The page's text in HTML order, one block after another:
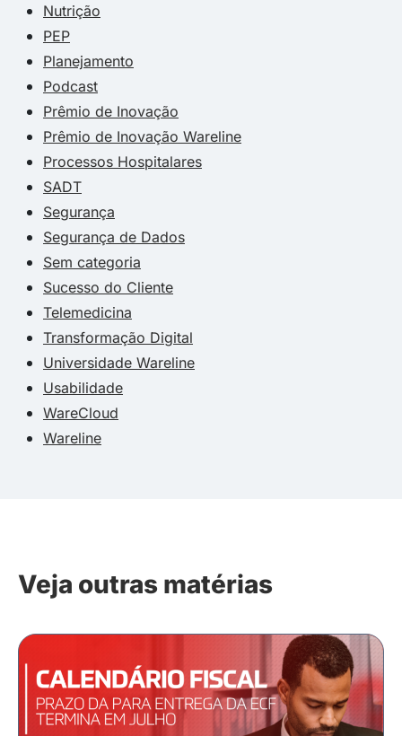
Nutrição
PEP
Planejamento
Podcast
Prêmio de Inovação
Prêmio de Inovação Wareline
Processos Hospitalares
SADT
Segurança
Segurança de Dados
Sem categoria
Sucesso do Cliente
Telemedicina
Transformação Digital
Universidade Wareline
Usabilidade
WareCloud
Wareline
Veja outras matérias